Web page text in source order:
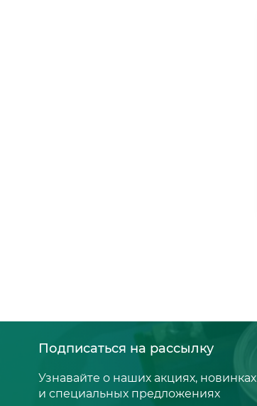
Подписаться на рассылку
Узнавайте о наших акциях, новинках
и специальных предложениях